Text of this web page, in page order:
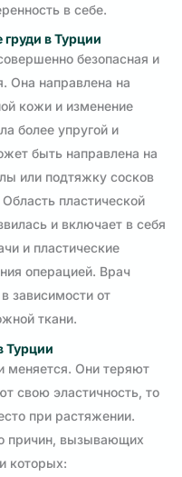
в себе.
в Турции
безопасная и
Она направлена на
кожи и изменение
более упругой и
быть направлена на
или подтяжку сосков
пластической
и включает в себя
и пластические
операцией. Врач
зависимости от
ткани.
Турции
меняется. Они теряют
свою эластичность, то
при растяжении.
причин, вызывающих
которых: